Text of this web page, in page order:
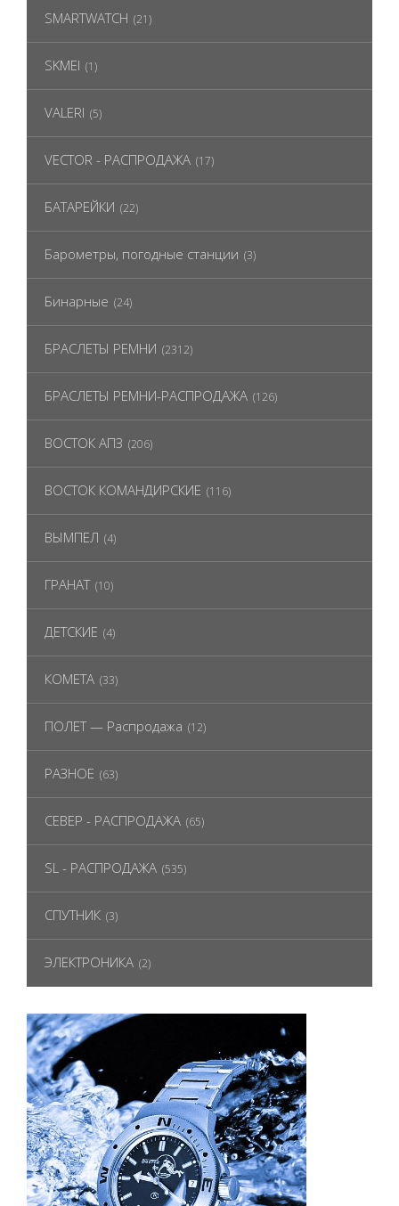
SMARTWATCH (21)
SKMEI (1)
VALERI (5)
VECTOR - РАСПРОДАЖА (17)
БАТАРЕЙКИ (22)
Барометры, погодные станции (3)
Бинарные (24)
БРАСЛЕТЫ РЕМНИ (2312)
БРАСЛЕТЫ РЕМНИ-РАСПРОДАЖА (126)
ВОСТОК АПЗ (206)
ВОСТОК КОМАНДИРСКИЕ (116)
ВЫМПЕЛ (4)
ГРАНАТ (10)
ДЕТСКИЕ (4)
КОМЕТА (33)
ПОЛЕТ — Распродажа (12)
РАЗНОЕ (63)
СЕВЕР - РАСПРОДАЖА (65)
SL - РАСПРОДАЖА (535)
СПУТНИК (3)
ЭЛЕКТРОНИКА (2)